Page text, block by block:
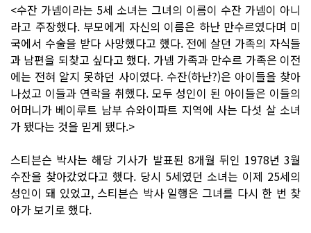
<수잔 가넴이라는 5세 소녀는 그녀의 이름이 수잔 가넴이 아니
라고 주장했다. 부모에게 자신의 이름은 하난 만수르였다며 미
국에서 수술을 받다 사망했다고 했다. 전에 살던 가족의 자식들
과 남편을 되찾고 싶다고 했다. 가넴 가족과 만수르 가족은 이전
에는 전혀 알지 못하던 사이였다. 수잔(하난?)은 아이들을 찾아
나섰고 이들과 연락을 취했다. 모두 성인이 된 아이들은 이들의
어머니가 베이루트 남부 슈와이파트 지역에 사는 다섯 살 소녀
가 됐다는 것을 믿게 됐다.>
스티븐슨 박사는 해당 기사가 발표된 8개월 뒤인 1978년 3월
수잔을 찾아갔었다고 했다. 당시 5세였던 소녀는 이제 25세의
성인이 돼 있었고, 스티븐슨 박사 일행은 그녀를 다시 한 번 찾
아가 보기로 했다.